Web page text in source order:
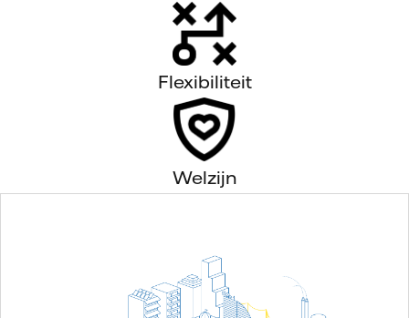
Flexibiliteit
Welzijn